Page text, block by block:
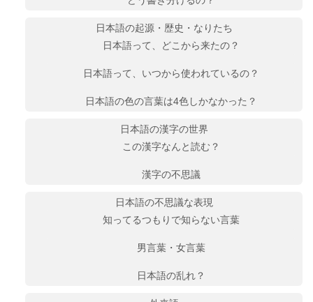
日本語の起源・歴史・なりたち
日本語って、どこから来たの？
日本語って、いつから使われているの？
日本語の色の言葉は4色しかなかった？
日本語の漢字の世界
この漢字なんと読む？
漢字の不思議
日本語の不思議な表現
知ってるつもりで知らない言葉
男言葉・女言葉
日本語の乱れ？